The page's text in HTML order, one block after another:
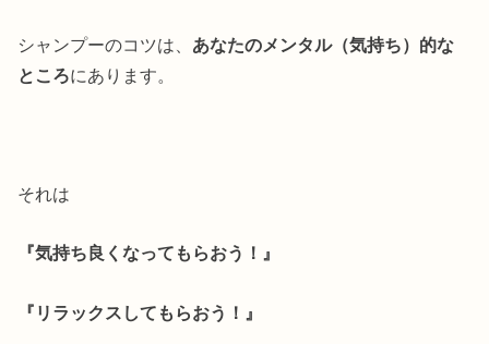
シャンプーのコツは、 あなたのメンタル（気持ち）的な
ところにあります。
それは
『気持ち良くなってもらおう！』
『リラックスしてもらおう！』